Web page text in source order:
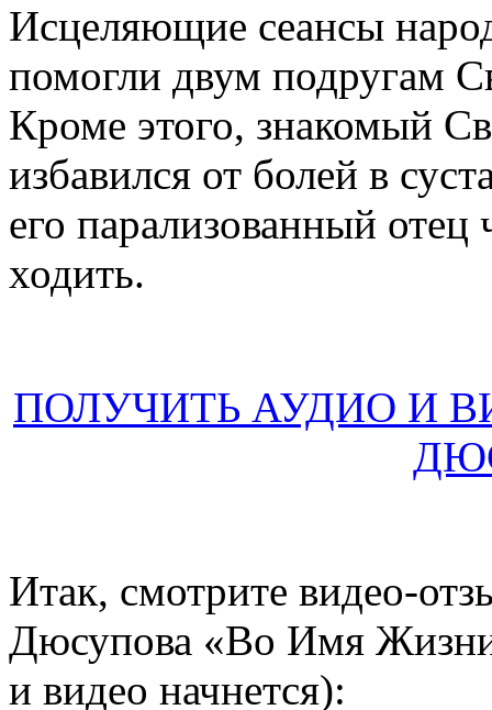
Исцеляющие сеансы
помогли двум подругам
Кроме этого, знакомый
избавился от болей в
его парализованный отец
ходить.
ПОЛУЧИТЬ АУДИО И
Итак, смотрите видео-
Дюсупова «Во Имя
и видео начнется):